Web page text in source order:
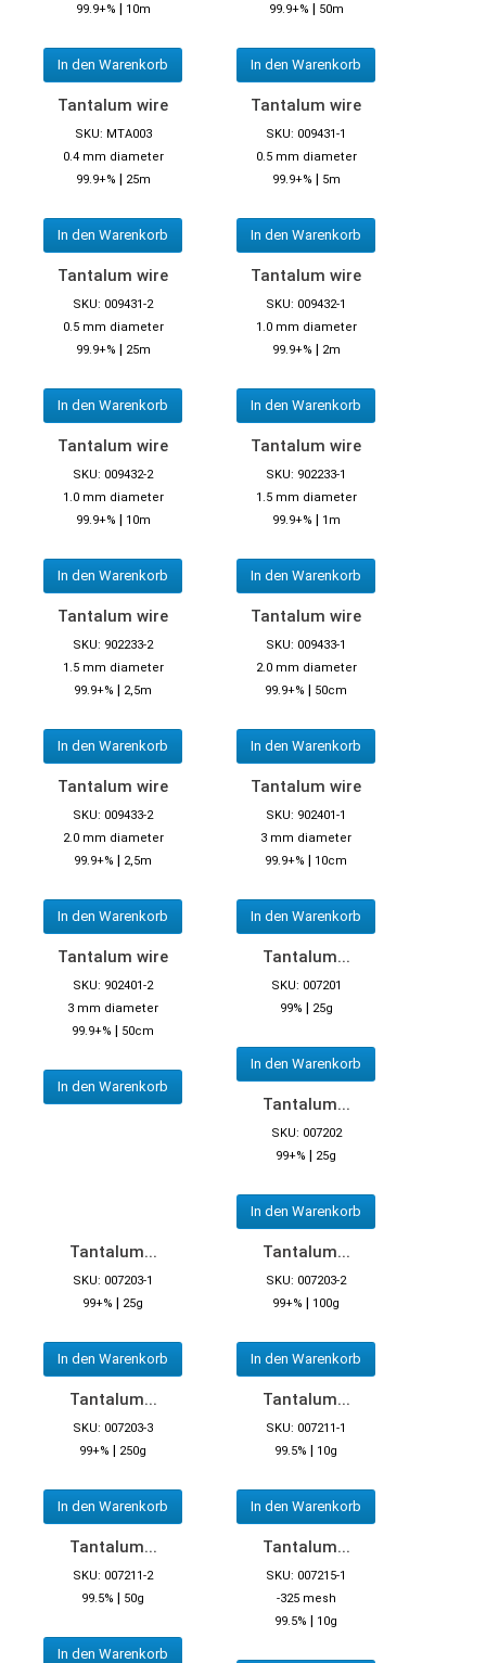
99.9+% | 10m
In den Warenkorb
99.9+% | 50m
In den Warenkorb
Tantalum wire
SKU: MTA003
0.4 mm diameter
99.9+% | 25m
In den Warenkorb
Tantalum wire
SKU: 009431-1
0.5 mm diameter
99.9+% | 5m
In den Warenkorb
Tantalum wire
SKU: 009431-2
0.5 mm diameter
99.9+% | 25m
In den Warenkorb
Tantalum wire
SKU: 009432-1
1.0 mm diameter
99.9+% | 2m
In den Warenkorb
Tantalum wire
SKU: 009432-2
1.0 mm diameter
99.9+% | 10m
In den Warenkorb
Tantalum wire
SKU: 902233-1
1.5 mm diameter
99.9+% | 1m
In den Warenkorb
Tantalum wire
SKU: 902233-2
1.5 mm diameter
99.9+% | 2,5m
In den Warenkorb
Tantalum wire
SKU: 009433-1
2.0 mm diameter
99.9+% | 50cm
In den Warenkorb
Tantalum wire
SKU: 009433-2
2.0 mm diameter
99.9+% | 2,5m
In den Warenkorb
Tantalum wire
SKU: 902401-1
3 mm diameter
99.9+% | 10cm
In den Warenkorb
Tantalum wire
SKU: 902401-2
3 mm diameter
99.9+% | 50cm
In den Warenkorb
Tantalum...
SKU: 007201
99% | 25g
In den Warenkorb
Tantalum...
SKU: 007202
99+% | 25g
In den Warenkorb
Tantalum...
SKU: 007203-1
99+% | 25g
In den Warenkorb
Tantalum...
SKU: 007203-2
99+% | 100g
In den Warenkorb
Tantalum...
SKU: 007203-3
99+% | 250g
In den Warenkorb
Tantalum...
SKU: 007211-1
99.5% | 10g
In den Warenkorb
Tantalum...
SKU: 007211-2
99.5% | 50g
In den Warenkorb
Tantalum...
SKU: 007215-1
-325 mesh
99.5% | 10g